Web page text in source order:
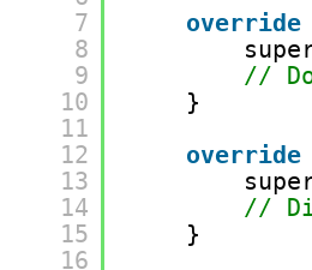
7
8
9
10
11
12
13
14
15
16
override
//
}
override
//
}